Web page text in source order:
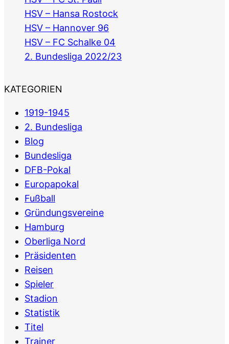
HSV – Hansa Rostock
HSV – Hannover 96
HSV – FC Schalke 04
2. Bundesliga 2022/23
KATEGORIEN
1919-1945
2. Bundesliga
Blog
Bundesliga
DFB-Pokal
Europapokal
Fußball
Gründungsvereine
Hamburg
Oberliga Nord
Präsidenten
Reisen
Spieler
Stadion
Statistik
Titel
Trainer